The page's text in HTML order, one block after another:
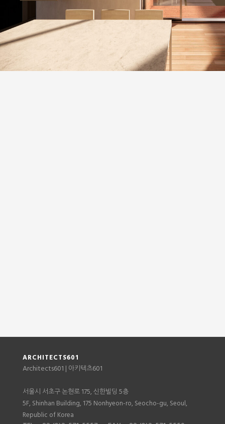
ARCHITECTS601
Architects601 | 아키텍츠601
서울시 서초구 논현로 175, 신한빌딩 5층
5F, Shinhan Building, 175 Nonhyeon-ro, Seocho-gu, Seoul,
Republic of Korea